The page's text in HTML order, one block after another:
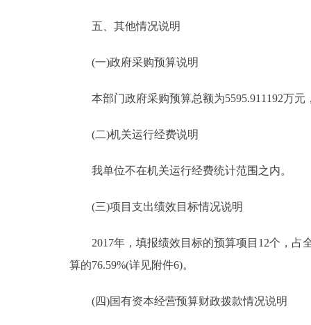
五、其他情况说明
(一)政府采购预算说明
本部门政府采购预算总额为5595.911192万元
(二)机关运行经费说明
我单位不在机关运行经费统计范围之内。
(三)项目支出绩效目标情况说明
2017年，填报绩效目标的预算项目12个，占全
算的76.59%(详见附件6)。
(四)国有资本经营预算财政拨款情况说明